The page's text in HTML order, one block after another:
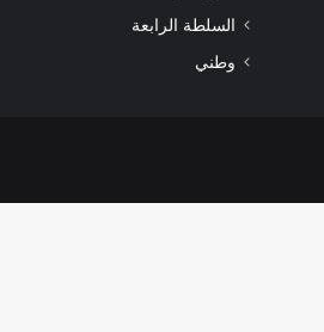
السلطة الرابعة
وطني